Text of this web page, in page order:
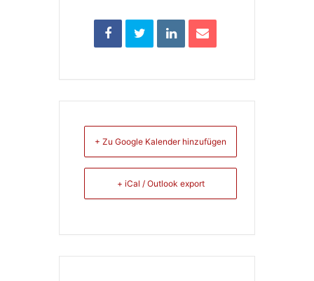
+ Zu Google Kalender hinzufügen
+ iCal / Outlook export